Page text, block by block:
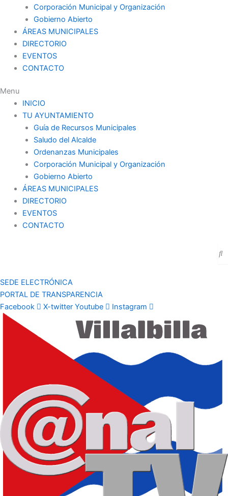
Corporación Municipal y Organización
Gobierno Abierto
ÁREAS MUNICIPALES
DIRECTORIO
EVENTOS
CONTACTO
Menu
INICIO
TU AYUNTAMIENTO
Guía de Recursos Municipales
Saludo del Alcalde
Ordenanzas Municipales
Corporación Municipal y Organización
Gobierno Abierto
ÁREAS MUNICIPALES
DIRECTORIO
EVENTOS
CONTACTO
SEDE ELECTRÓNICA
PORTAL DE TRANSPARENCIA
Facebook
X-twitter Youtube Instagram